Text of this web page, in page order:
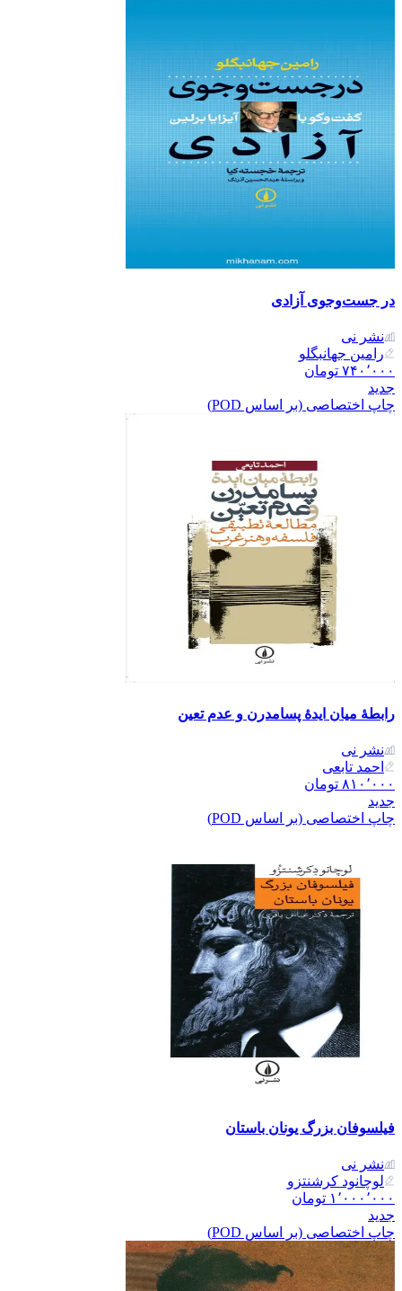
در جست‌وجوی آزادی
نشر نی
رامین جهانبگلو
۷۴۰٬۰۰۰ تومان
جدید
چاپ اختصاصی (بر اساس POD)
رابطهٔ میان ایدهٔ پسامدرن و عدم تعین
نشر نی
احمد تابعی
۸۱۰٬۰۰۰ تومان
جدید
چاپ اختصاصی (بر اساس POD)
فیلسوفان بزرگ یونان باستان
نشر نی
لوچانود کرشنتزو
۱٬۰۰۰٬۰۰۰ تومان
جدید
چاپ اختصاصی (بر اساس POD)